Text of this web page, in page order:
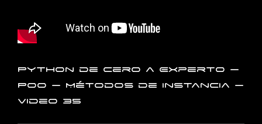
Python de Cero a Experto –
POO – Métodos de instancia –
Video 35